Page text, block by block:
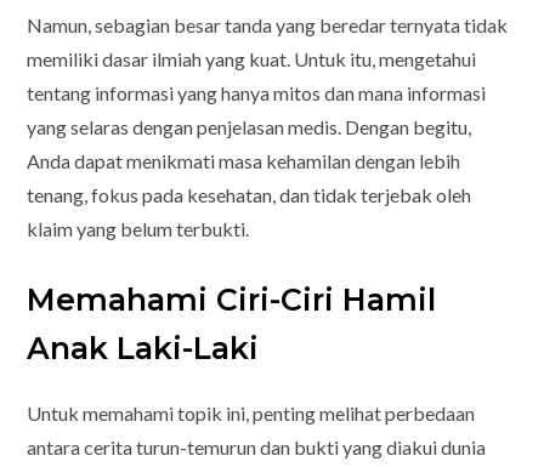
Namun, sebagian besar tanda yang beredar ternyata tidak
memiliki dasar ilmiah yang kuat. Untuk itu, mengetahui
tentang informasi yang hanya mitos dan mana informasi
yang selaras dengan penjelasan medis. Dengan begitu,
Anda dapat menikmati masa kehamilan dengan lebih
tenang, fokus pada kesehatan, dan tidak terjebak oleh
klaim yang belum terbukti.
Memahami Ciri-Ciri Hamil
Anak Laki-Laki
Untuk memahami topik ini, penting melihat perbedaan
antara cerita turun-temurun dan bukti yang diakui dunia